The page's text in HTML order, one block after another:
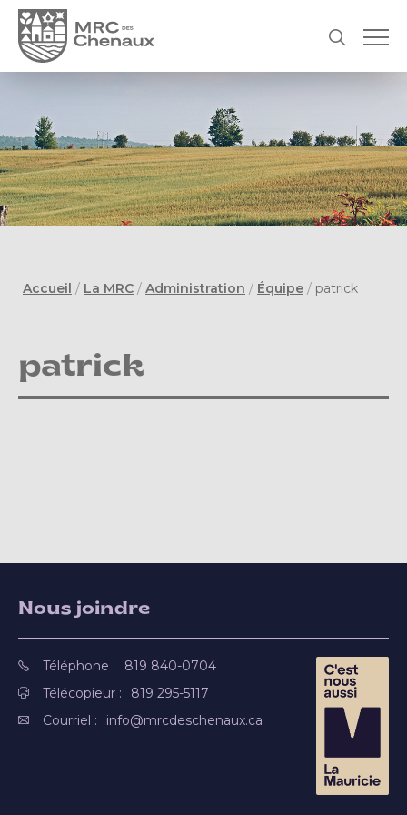
Accueil / La MRC / Administration / Équipe / patrick
patrick
Nous joindre
Téléphone :
819 840-0704
Télécopieur :
819 295-5117
Courriel :
info@mrcdeschenaux.ca